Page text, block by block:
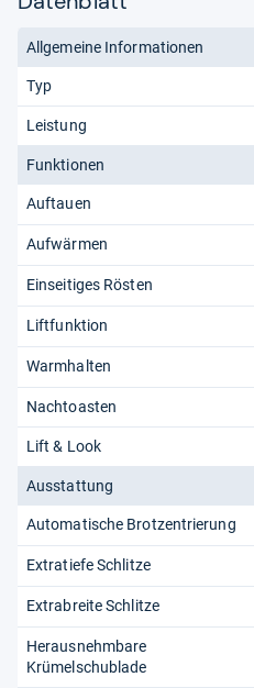
Allgemeine Informationen
Typ
Leistung
Funktionen
Auftauen
Aufwärmen
Einseitiges Rösten
Liftfunktion
Warmhalten
Nachtoasten
Lift & Look
Ausstattung
Automatische Brotzentrierung
Extratiefe Schlitze
Extrabreite Schlitze
Herausnehmbare
Krümelschublade